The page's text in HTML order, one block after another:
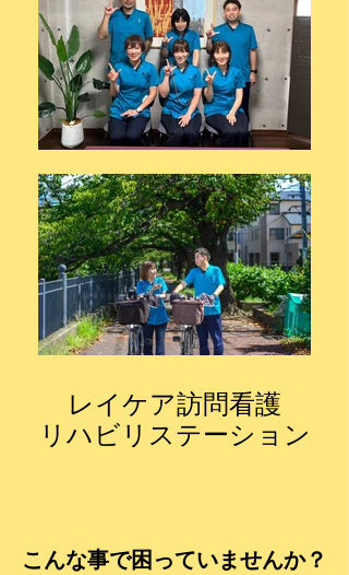
レイケア訪問看護
リハビリステーション
こんな事で困っていませんか？